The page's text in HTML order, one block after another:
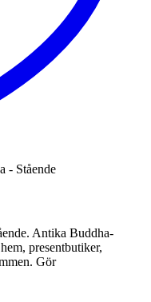
Antika Buddha-
presentbutiker,
Gör